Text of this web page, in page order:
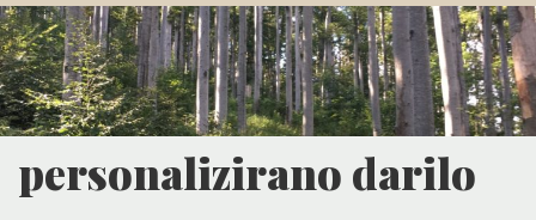
personalizirano darilo